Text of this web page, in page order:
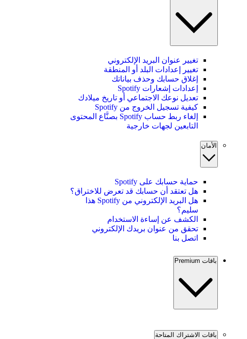
تغيير عنوان البريد الإلكتروني
تغيير إعدادات البلد أو المنطقة
إغلاق حسابك وحذف بياناتك
إعدادات إشعارات Spotify
تعديل نوعك الاجتماعي أو تاريخ ميلادك
كيفية تسجيل الخروج من Spotify
إلغاء ربط حساب Spotify بصنَّاع المحتوى
التابعين لجهات خارجية
الأمان
حماية حسابك على Spotify
هل تعتقد أن حسابك قد تعرض للاختراق؟
هل البريد الإلكتروني من Spotify هذا
سليم؟
الكشف عن إساءة الاستخدام
تحقق من عنوان بريدك الإلكتروني
اتصل بنا
باقات Premium
باقات الاشتراك المتاحة